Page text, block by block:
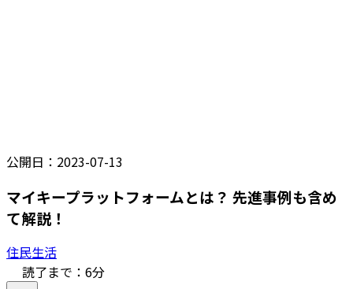
公開日： 2023-07-13
マイキープラットフォームとは？ 先進事例も含め
て解説！
住民生活
読了まで： 6分